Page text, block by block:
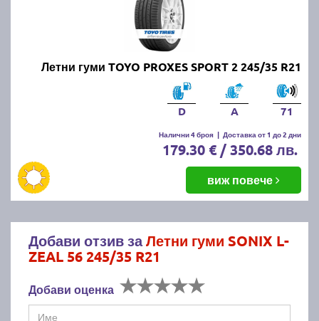
Летни гуми TOYO PROXES SPORT 2 245/35 R21
D A 71
Налични 4 броя | Доставка от 1 до 2 дни
179.30 € / 350.68 лв.
виж повече
Добави отзив заЛетни гуми SONIX L-
ZEAL 56 245/35 R21
Добави оценка